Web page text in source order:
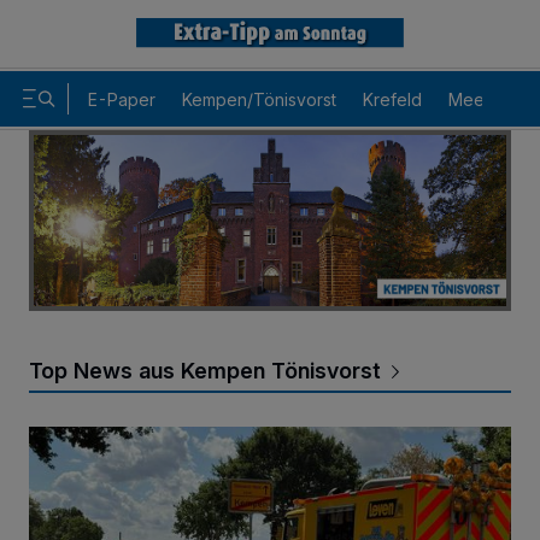
E-Paper Kempen/Tönisvorst Krefeld Meerbusch
Top News aus Kempen Tönisvorst
Kradfahrer stürzt auf Kühlmittelspur